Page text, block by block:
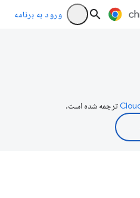
ورود به برنامه
ترجمه شده است.